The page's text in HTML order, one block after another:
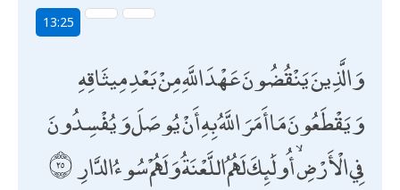
13:25
وَالَّذِينَ يَنْقُضُونَ عَهْدَ اللَّهِ مِنْ بَعْدِ مِيثَاقِهِ
وَيَقْطَعُونَ مَا أَمَرَ اللَّهُ بِهِ أَنْ يُوصَلَ وَيُفْسِدُونَ
فِي الْأَرْضِ ۙ أُولَٰئِكَ لَهُمُ اللَّعْنَةُ وَلَهُمْ سُوءُ الدَّارِ